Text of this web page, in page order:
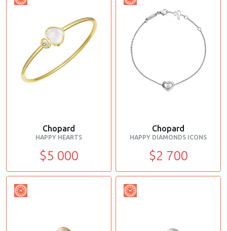
Chopard
HAPPY HEARTS
$5 000
Chopard
HAPPY DIAMONDS ICONS
$2 700